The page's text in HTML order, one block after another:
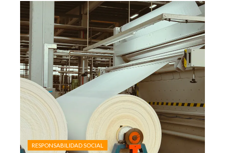
RESPONSABILIDAD SOCIAL